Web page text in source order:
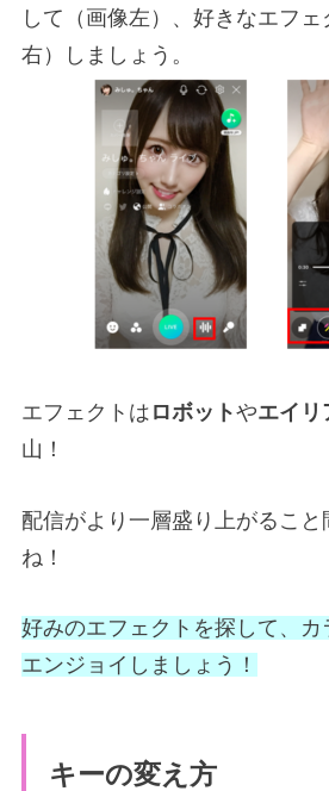
して（画像左）、好きなエフ
右）しましょう。
エフェクトは ロボットやエイリ
山！
配信がより一層盛り上がること
ね！
好みのエフェクトを探して、カ
エンジョイしましょう！
キーの変え方